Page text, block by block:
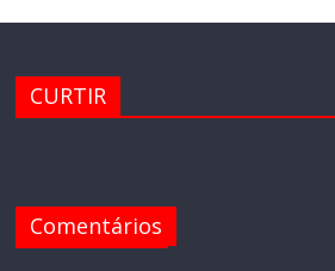
CURTIR
Comentários